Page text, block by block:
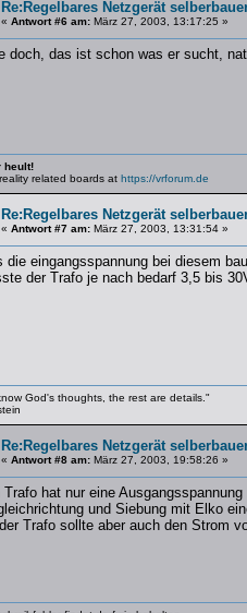
Re:Regelbares Netzgerät
« Antwort #6 am: März 27, 2003, 13:17:25 »
doch, das ist schon was er sucht,
heult!
related boards at https://vrforum.de
Re:Regelbares Netzgerät
« Antwort #7 am: März 27, 2003, 13:31:54 »
die eingangsspannung bei diesem
der Trafo je nach bedarf 3,5 bis
God's thoughts, the rest are details."
Re:Regelbares Netzgerät
« Antwort #8 am: März 27, 2003, 19:58:26 »
Trafo hat nur eine
und Siebung mit Elko
Trafo sollte aber auch den Strom